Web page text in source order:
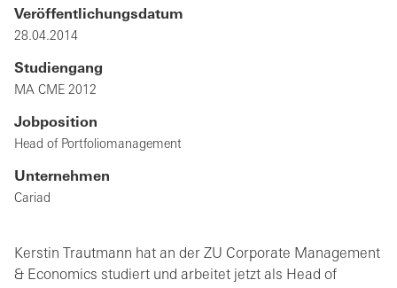
Veröffentlichungsdatum
28.04.2014
Studiengang
MA CME 2012
Jobposition
Head of Portfoliomanagement
Unternehmen
Cariad
Kerstin Trautmann hat an der ZU Corporate Management
& Economics studiert und arbeitet jetzt als Head of